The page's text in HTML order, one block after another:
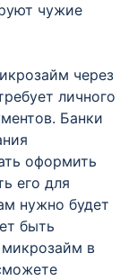
чужие
через
личного
Банки
оформить
его для
нужно будет
быть
микрозайм в